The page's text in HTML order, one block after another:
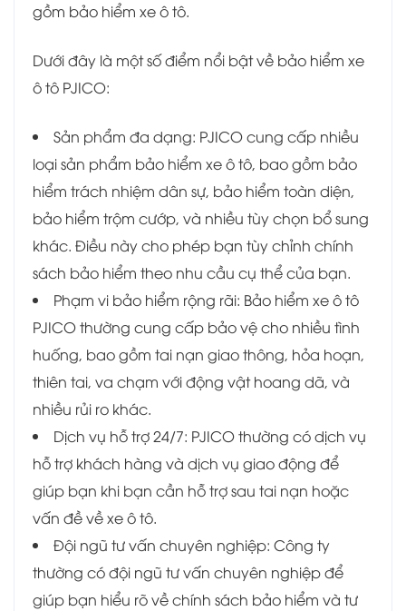
gồm bảo hiểm xe ô tô.
Dưới đây là một số điểm nổi bật về bảo hiểm xe
ô tô PJICO:
Sản phẩm đa dạng: PJICO cung cấp nhiều
loại sản phẩm bảo hiểm xe ô tô, bao gồm bảo
hiểm trách nhiệm dân sự, bảo hiểm toàn diện,
bảo hiểm trộm cướp, và nhiều tùy chọn bổ sung
khác. Điều này cho phép bạn tùy chỉnh chính
sách bảo hiểm theo nhu cầu cụ thể của bạn.
Phạm vi bảo hiểm rộng rãi: Bảo hiểm xe ô tô
PJICO thường cung cấp bảo vệ cho nhiều tình
huống, bao gồm tai nạn giao thông, hỏa hoạn,
thiên tai, va chạm với động vật hoang dã, và
nhiều rủi ro khác.
Dịch vụ hỗ trợ 24/7: PJICO thường có dịch vụ
hỗ trợ khách hàng và dịch vụ giao động để
giúp bạn khi bạn cần hỗ trợ sau tai nạn hoặc
vấn đề về xe ô tô.
Đội ngũ tư vấn chuyên nghiệp: Công ty
thường có đội ngũ tư vấn chuyên nghiệp để
giúp bạn hiểu rõ về chính sách bảo hiểm và tư